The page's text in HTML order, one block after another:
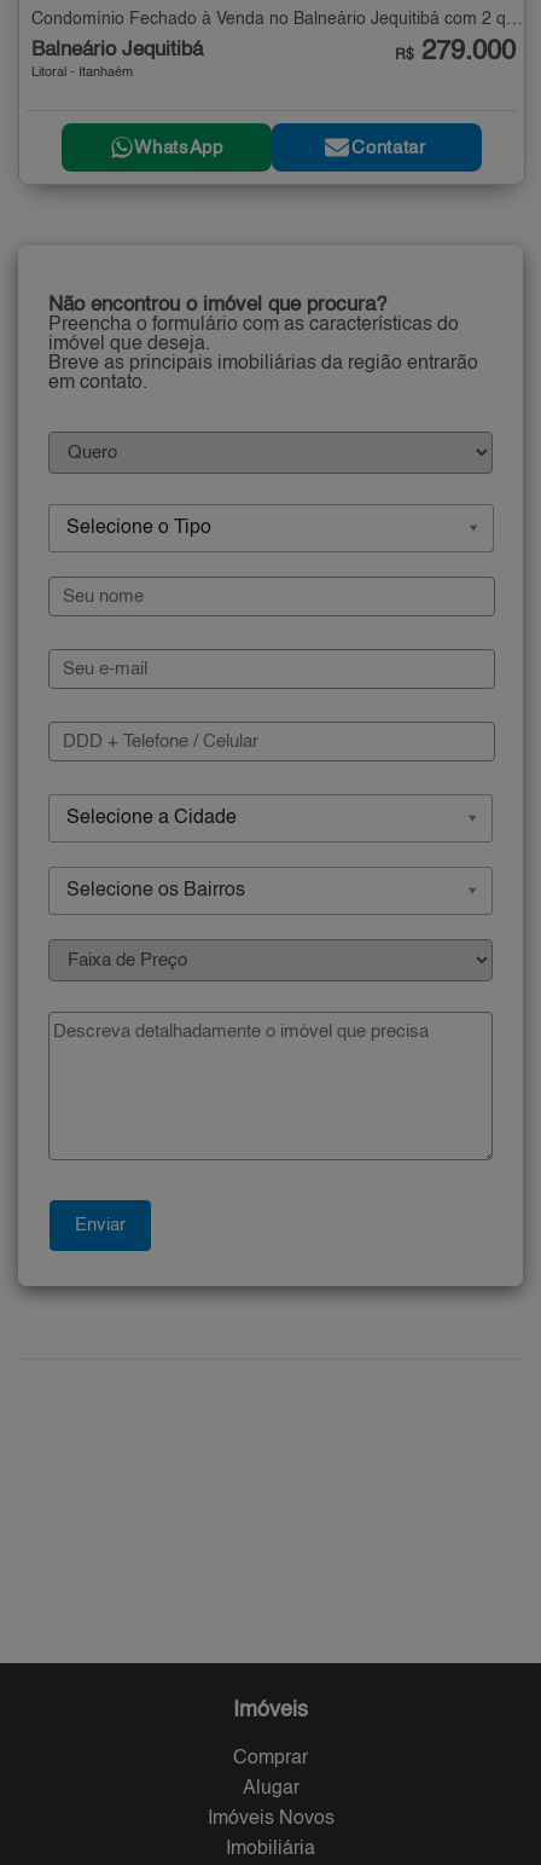
Condomínio Fechado à Venda no Balneário Jequitibá com 2 quartos - 65 m²
Balneário Jequitibá
Litoral - Itanhaém
R$ 279.000
WhatsApp Contatar
Não encontrou o imóvel que procura?
Preencha o formulário com as características do
imóvel que deseja.
Breve as principais imobiliárias da região entrarão
em contato.
Selecione o Tipo
Selecione a Cidade
Selecione os Bairros
Imóveis
Comprar
Alugar
Imóveis Novos
Imobiliária